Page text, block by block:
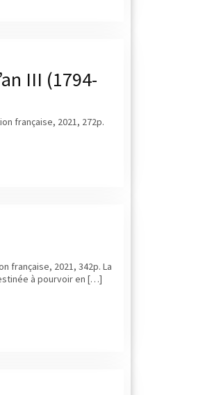
III (1794-
française, 2021, 272p.
française, 2021, 342p. La
à pourvoir en […]